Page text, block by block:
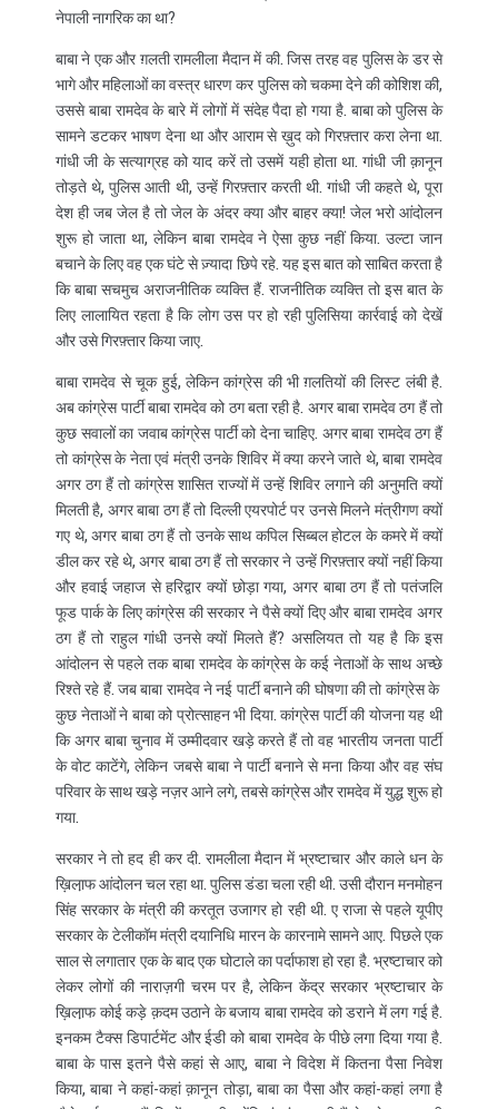
नेपाली नागरिक का था?
बाबा ने एक और ग़लती रामलीला मैदान में की. जिस तरह वह पुलिस के डर से
भागे और महिलाओं का वस्त्र धारण कर पुलिस को चकमा देने की कोशिश की,
उससे बाबा रामदेव के बारे में लोगों में संदेह पैदा हो गया है. बाबा को पुलिस के
सामने डटकर भाषण देना था और आराम से ख़ुद को गिरफ़्तार करा लेना था.
गांधी जी के सत्याग्रह को याद करें तो उसमें यही होता था. गांधी जी क़ानून
तोड़ते थे, पुलिस आती थी, उन्हें गिरफ़्तार करती थी. गांधी जी कहते थे, पूरा
देश ही जब जेल है तो जेल के अंदर क्या और बाहर क्या! जेल भरो आंदोलन
शुरू हो जाता था, लेकिन बाबा रामदेव ने ऐसा कुछ नहीं किया. उल्टा जान
बचाने के लिए वह एक घंटे से ज़्यादा छिपे रहे. यह इस बात को साबित करता है
कि बाबा सचमुच अराजनीतिक व्यक्ति हैं. राजनीतिक व्यक्ति तो इस बात के
लिए लालायित रहता है कि लोग उस पर हो रही पुलिसिया कार्रवाई को देखें
और उसे गिरफ़्तार किया जाए.
बाबा रामदेव से चूक हुई, लेकिन कांग्रेस की भी ग़लतियों की लिस्ट लंबी है.
अब कांग्रेस पार्टी बाबा रामदेव को ठग बता रही है. अगर बाबा रामदेव ठग हैं तो
कुछ सवालों का जवाब कांग्रेस पार्टी को देना चाहिए. अगर बाबा रामदेव ठग हैं
तो कांग्रेस के नेता एवं मंत्री उनके शिविर में क्या करने जाते थे, बाबा रामदेव
अगर ठग हैं तो कांग्रेस शासित राज्यों में उन्हें शिविर लगाने की अनुमति क्यों
मिलती है, अगर बाबा ठग हैं तो दिल्ली एयरपोर्ट पर उनसे मिलने मंत्रीगण क्यों
गए थे, अगर बाबा ठग हैं तो उनके साथ कपिल सिब्बल होटल के कमरे में क्यों
डील कर रहे थे, अगर बाबा ठग हैं तो सरकार ने उन्हें गिरफ़्तार क्यों नहीं किया
और हवाई जहाज से हरिद्वार क्यों छोड़ा गया, अगर बाबा ठग हैं तो पतंजलि
फूड पार्क के लिए कांग्रेस की सरकार ने पैसे क्यों दिए और बाबा रामदेव अगर
ठग हैं तो राहुल गांधी उनसे क्यों मिलते हैं? असलियत तो यह है कि इस
आंदोलन से पहले तक बाबा रामदेव के कांग्रेस के कई नेताओं के साथ अच्छे
रिश्ते रहे हैं. जब बाबा रामदेव ने नई पार्टी बनाने की घोषणा की तो कांग्रेस के
कुछ नेताओं ने बाबा को प्रोत्साहन भी दिया. कांग्रेस पार्टी की योजना यह थी
कि अगर बाबा चुनाव में उम्मीदवार खड़े करते हैं तो वह भारतीय जनता पार्टी
के वोट काटेंगे, लेकिन जबसे बाबा ने पार्टी बनाने से मना किया और वह संघ
परिवार के साथ खड़े नज़र आने लगे, तबसे कांग्रेस और रामदेव में युद्ध शुरू हो
गया.
सरकार ने तो हद ही कर दी. रामलीला मैदान में भ्रष्टाचार और काले धन के
ख़िला़फ आंदोलन चल रहा था. पुलिस डंडा चला रही थी. उसी दौरान मनमोहन
सिंह सरकार के मंत्री की करतूत उजागर हो रही थी. ए राजा से पहले यूपीए
सरकार के टेलीकॉम मंत्री दयानिधि मारन के कारनामे सामने आए. पिछले एक
साल से लगातार एक के बाद एक घोटाले का पर्दाफाश हो रहा है. भ्रष्टाचार को
लेकर लोगों की नाराज़गी चरम पर है, लेकिन केंद्र सरकार भ्रष्टाचार के
ख़िला़फ कोई कड़े क़दम उठाने के बजाय बाबा रामदेव को डराने में लग गई है.
इनकम टैक्स डिपार्टमेंट और ईडी को बाबा रामदेव के पीछे लगा दिया गया है.
बाबा के पास इतने पैसे कहां से आए, बाबा ने विदेश में कितना पैसा निवेश
किया, बाबा ने कहां-कहां क़ानून तोड़ा, बाबा का पैसा और कहां-कहां लगा है